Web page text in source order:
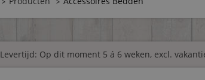
Levertijd: Op dit moment 5 á 6 weken, excl.